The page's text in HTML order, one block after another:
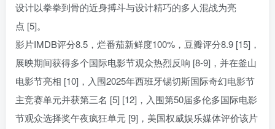
设计以拳拳到骨的近身搏斗与设计精巧的多人混战为亮
点 [5]。
影片IMDB评分8.5，烂番茄新鲜度100%，豆瓣评分8.9 [15]，
展映期间获得多个国际电影节观众热烈反响 [8-9]，并在釜山
电影节亮相 [10]，入围2025年西班牙锡切斯国际奇幻电影节
主竞赛单元并获第三名 [5] [12]，入围第50届多伦多国际电影
节观众选择奖午夜疯狂单元 [9]，美国权威娱乐媒体评价该片